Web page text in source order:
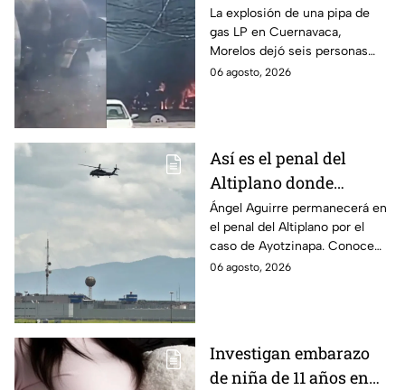
víctimas tras estallido
en Morelos
La explosión de una pipa de
gas LP en Cuernavaca,
Morelos dejó seis personas
hospitalizadas. IMSS informó
06 agosto, 2026
Así es el penal del
Altiplano donde
permanecerá Ángel
Aguirre por caso
Ayotzinapa
Ángel Aguirre permanecerá en
el penal del Altiplano por el
caso de Ayotzinapa. Conoce
dónde está, cómo es esta
06 agosto, 2026
Investigan embarazo
de niña de 11 años en